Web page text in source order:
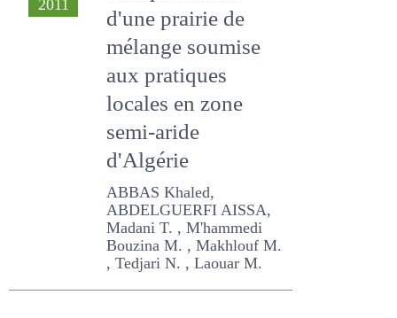
#205
Comportement
d'une prairie de
mélange soumise
aux pratiques
locales en zone
semi-aride
d'Algérie
ABBAS Khaled,
ABDELGUERFI AISSA,
Madani T. , M'hammedi
Bouzina M. , Makhlouf M. ,
Tedjari N. , Laouar M.